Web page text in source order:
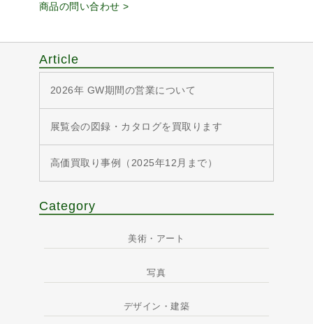
商品の問い合わせ >
Article
2026年 GW期間の営業について
展覧会の図録・カタログを買取ります
高価買取り事例（2025年12月まで）
Category
美術・アート
写真
デザイン・建築